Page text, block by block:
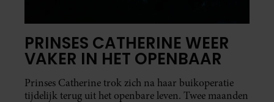
PRINSES CATHERINE WEER
VAKER IN HET OPENBAAR
Prinses Catherine trok zich na haar buikoperatie
tijdelijk terug uit het openbare leven. Twee maanden